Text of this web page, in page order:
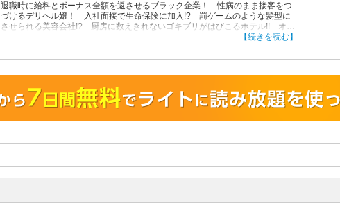
退職時に給料とボーナス全額を返させるブラック企業！ 性病のまま接客をつ
づけるデリヘル嬢！ 入社面接で生命保険に加入!? 罰ゲームのような髪型に
させられる美容会社!? 厨房に数えきれないゴキブリがはびこるホテル!! オー
ナーの一存で新規開店したカフェが3か月で閉店!? 左右がわからないタクシー
撃談を、投稿4コマ職人・鈴木ぺんたが描く!!
【続きを読む】